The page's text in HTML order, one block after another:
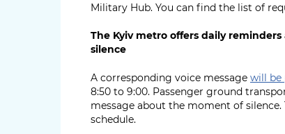
Military Hub. You can find the list of
The Kyiv metro offers daily
silence
A corresponding voice message will be
8:50 to 9:00. Passenger ground
message about the moment of
schedule.